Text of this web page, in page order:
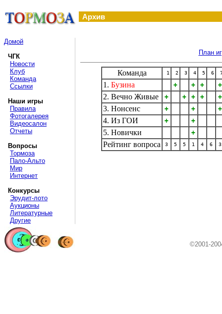
Архив
Домой
ЧГК
Новости
Клуб
Команда
Ссылки
Наши игры
Правила
Фотогалерея
Видеосалон
Отчеты
Вопросы
Тормоза
Пало-Альто
Мир
Интернет
Конкурсы
Эрудит-лото
Аукционы
Литературные
Другие
План
Команда 1 2 3 4 5 6
1. Бузина + + + +
2. Вечно Живые + + + + +
3. Нонсенс + + +
4. Из ГОИ + +
5. Новички +
Рейтинг вопроса 3 5 5 1 4 6 3
©2001-